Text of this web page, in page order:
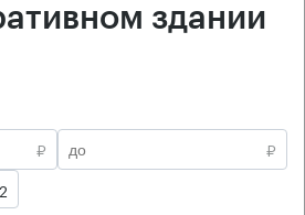
здании
₽
₽